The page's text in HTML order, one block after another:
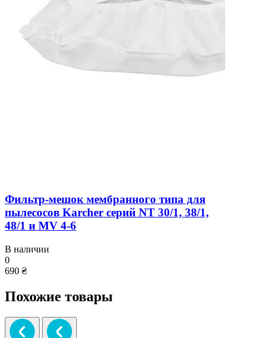
Фильтр-мешок мембранного типа для
пылесосов Karcher серий NT 30/1, 38/1,
48/1 и MV 4-6
В наличии
0
690 ₴
Похожие товары